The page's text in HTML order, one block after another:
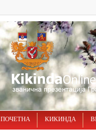
ПОЧЕТНА КИКИНДА